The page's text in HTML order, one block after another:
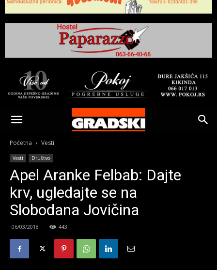
Gradski
Online
Kikinda
Početna Vesti
Vesti Društvo
Apel Aranke Felbab: Dajte
krv, ugledajte se na
Slobodana Jovičina
06/03/2018 443